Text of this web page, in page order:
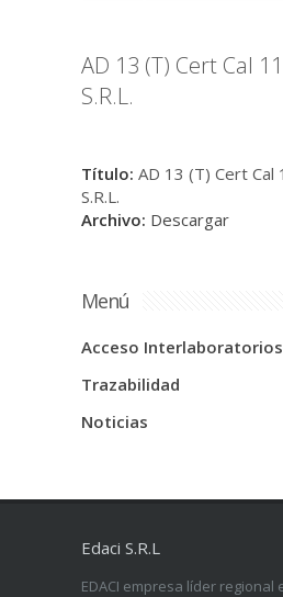
AD 13 (T) Cert Cal
S.R.L.
Título: AD 13 (T) Cert Cal
S.R.L.
Archivo: Descargar
Menú
Acceso Interlaboratorios
Trazabilidad
Noticias
Edaci S.R.L
EDACI empresa líder regional